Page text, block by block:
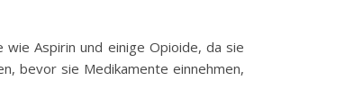
Aspirin und einige Opioide, da sie
bevor sie Medikamente einnehmen,